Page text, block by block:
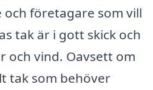
företagare som vill
tak är i gott skick och
och vind. Oavsett om
tak som behöver